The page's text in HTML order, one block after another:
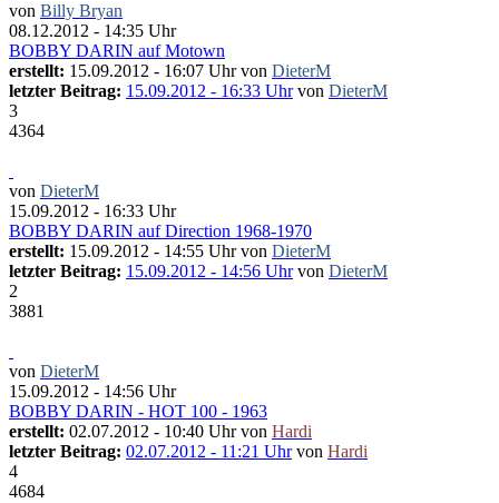
von Billy Bryan
08.12.2012 - 14:35 Uhr
BOBBY DARIN auf Motown
erstellt: 15.09.2012 - 16:07 Uhr von DieterM
letzter Beitrag: 15.09.2012 - 16:33 Uhrvon DieterM
3
4364
von DieterM
15.09.2012 - 16:33 Uhr
BOBBY DARIN auf Direction 1968-1970
erstellt: 15.09.2012 - 14:55 Uhr von DieterM
letzter Beitrag: 15.09.2012 - 14:56 Uhrvon DieterM
2
3881
von DieterM
15.09.2012 - 14:56 Uhr
BOBBY DARIN - HOT 100 - 1963
erstellt: 02.07.2012 - 10:40 Uhr von Hardi
letzter Beitrag: 02.07.2012 - 11:21 Uhrvon Hardi
4
4684